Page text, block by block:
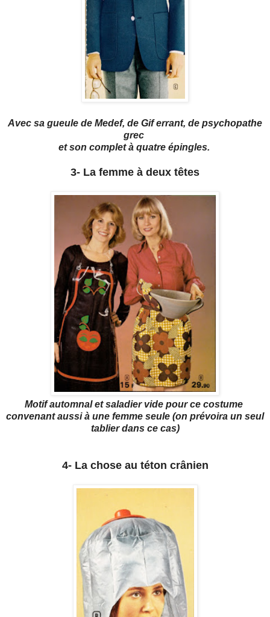
Avec sa gueule de Medef, de Gif errant, de psychopathe
grec
et son complet à quatre épingles.
3- La femme à deux têtes
Motif automnal et saladier vide pour ce costume
convenant aussi à une femme seule (on prévoira un seul
tablier dans ce cas)
4- La chose au téton crânien